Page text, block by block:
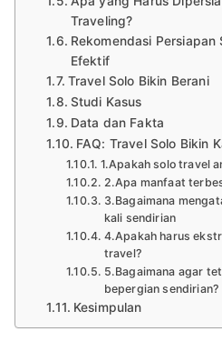
Traveling?
Rekomendasi Persiapan
Efektif
Travel Solo Bikin Berani
Studi Kasus
Data dan Fakta
FAQ: Travel Solo Bikin
1.Apakah solo travel
2.Apa manfaat
3.Bagaimana
kali sendirian
4.Apakah harus
travel?
5.Bagaimana agar
bepergian sendirian?
Kesimpulan